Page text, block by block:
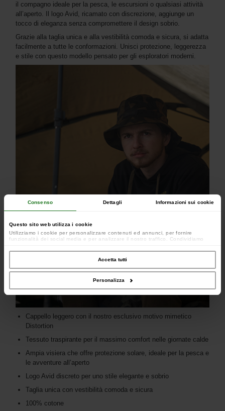
Consenso Dettagli Informazioni sui cookie
Questo sito web utilizza i cookie
Utilizziamo i cookie per personalizzare contenuti ed annunci, per fornire
funzionalità dei social media e per analizzare il nostro traffico. Condividiamo
occupano di analisi dei dati web, pubblicità e social media, i quali potrebbero
combinarle con altre informazioni che hai fornito loro o che hanno raccolto dal
Accetta tutti
Personalizza
il compagno ideale per la pesca, le escursioni o qualsiasi attività
all’aperto. Il logo Avid, ricamato con discrezione, aggiunge un
tocco di eleganza senza compromettere il design sobrio.
Grazie alla taglia unica e alla vestibilità comoda e sicura, si adatta
facilmente a tutte le conformazioni. Unisci protezione, leggerezza
e stile con questo modello pensato per gli esploratori moderni.
Cappello leggero con il nostro esclusivo motivo mimetico
Distortion
Tessuto traspirante per il massimo comfort nelle giornate calde
Ampia visiera che offre protezione solare, ideale per la pesca e
le avventure all’aperto
Logo Avid discreto per uno stile elegante e sobrio
Taglia unica con vestibilità comoda e sicura
100% cotone